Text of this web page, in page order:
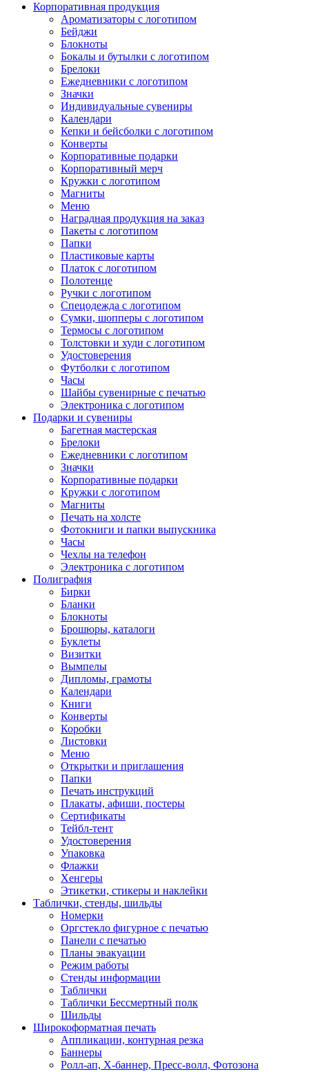
Корпоративная продукция
Ароматизаторы с логотипом
Бейджи
Блокноты
Бокалы и бутылки с логотипом
Брелоки
Ежедневники с логотипом
Значки
Индивидуальные сувениры
Календари
Кепки и бейсболки с логотипом
Конверты
Корпоративные подарки
Корпоративный мерч
Кружки с логотипом
Магниты
Меню
Наградная продукция на заказ
Пакеты с логотипом
Папки
Пластиковые карты
Платок с логотипом
Полотенце
Ручки с логотипом
Спецодежда с логотипом
Сумки, шопперы с логотипом
Термосы с логотипом
Толстовки и худи с логотипом
Удостоверения
Футболки с логотипом
Часы
Шайбы сувенирные с печатью
Электроника с логотипом
Подарки и сувениры
Багетная мастерская
Брелоки
Ежедневники с логотипом
Значки
Корпоративные подарки
Кружки с логотипом
Магниты
Печать на холсте
Фотокниги и папки выпускника
Часы
Чехлы на телефон
Электроника с логотипом
Полиграфия
Бирки
Бланки
Блокноты
Брошюры, каталоги
Буклеты
Визитки
Вымпелы
Дипломы, грамоты
Календари
Книги
Конверты
Коробки
Листовки
Меню
Открытки и приглашения
Папки
Печать инструкций
Плакаты, афиши, постеры
Сертификаты
Тейбл-тент
Удостоверения
Упаковка
Флажки
Хенгеры
Этикетки, стикеры и наклейки
Таблички, стенды, шильды
Номерки
Оргстекло фигурное с печатью
Панели с печатью
Планы эвакуации
Режим работы
Стенды информации
Таблички
Таблички Бессмертный полк
Шильды
Широкоформатная печать
Аппликации, контурная резка
Баннеры
Ролл-ап, X-баннер, Пресс-волл, Фотозона